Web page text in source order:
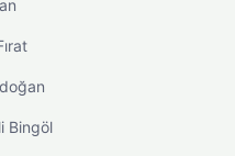
Bingöl